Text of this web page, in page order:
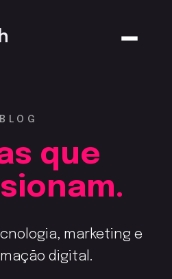
BLOG
que
marketing e
digital.